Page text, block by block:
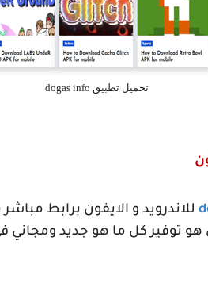
تحميل تطبيق dogas info
للاندرويد و الايفون برابط
توفير كل ما هو جديد ومجاني